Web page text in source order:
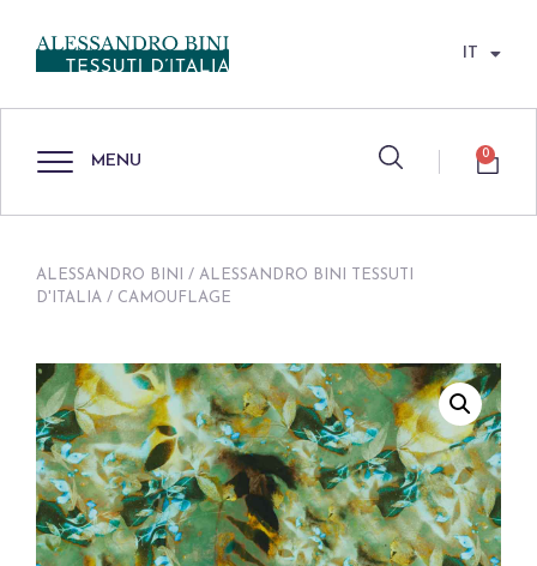
IT
MENU 0
ALESSANDRO BINI / ALESSANDRO BINI TESSUTI
D'ITALIA / CAMOUFLAGE